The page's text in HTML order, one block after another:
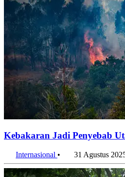
Kebakaran Jadi Penyebab
Internasional • 31 Agustus